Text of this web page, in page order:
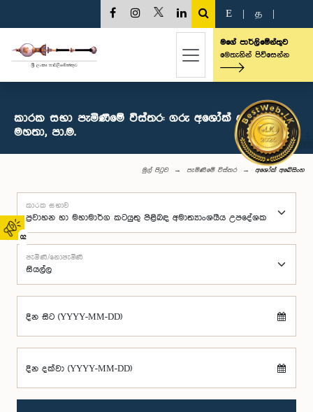
02
E த
මගේ පාර්ලිමේන්තුව
මෙතැනින් පිවිසෙන්න
කාරක සභා පැමිණීමේ විස්තර: ගරු අශෝක් අබේසිංහ
මහතා, පා.ම.
මුල් පිටුව පැමිණීමේ විස්තර අශෝක් අබේසිංහ
කාරක සභාව
පැමිණි/නොපැමිණි
දින සිට (YYYY-MM-DD)
දින දක්වා (YYYY-MM-DD)